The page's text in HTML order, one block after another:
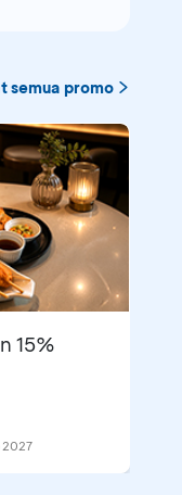
semua promo
15%
2027